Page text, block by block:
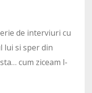
de interviuri cu
lui si sper din
cum ziceam l-